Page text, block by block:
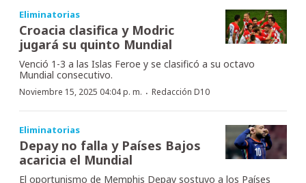
Eliminatorias
Croacia clasifica y Modric
jugará su quinto Mundial
Venció 1-3 a las Islas Feroe y se clasificó a su octavo
Mundial consecutivo.
Noviembre 15, 2025 04:04 p. m. · Redacción D10
Eliminatorias
Depay no falla y Países Bajos
acaricia el Mundial
El oportunismo de Memphis Depay sostuvo a los Países